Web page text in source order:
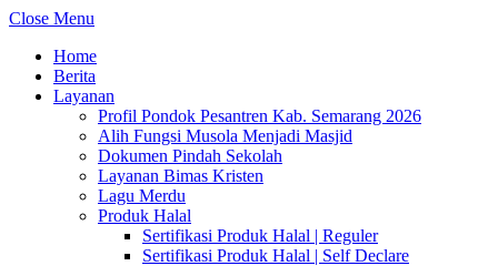
Close Menu
Home
Berita
Layanan
Profil Pondok Pesantren Kab. Semarang 2026
Alih Fungsi Musola Menjadi Masjid
Dokumen Pindah Sekolah
Layanan Bimas Kristen
Lagu Merdu
Produk Halal
Sertifikasi Produk Halal | Reguler
Sertifikasi Produk Halal | Self Declare